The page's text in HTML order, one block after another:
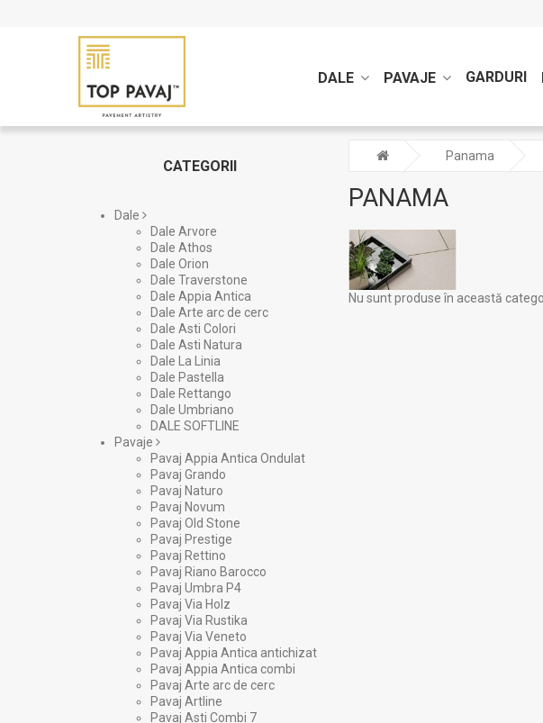
DALE PAVAJE GARDURI
CATEGORII
Dale
Dale Arvore
Dale Athos
Dale Orion
Dale Traverstone
Dale Appia Antica
Dale Arte arc de cerc
Dale Asti Colori
Dale Asti Natura
Dale La Linia
Dale Pastella
Dale Rettango
Dale Umbriano
DALE SOFTLINE
Pavaje
Pavaj Appia Antica Ondulat
Pavaj Grando
Pavaj Naturo
Pavaj Novum
Pavaj Old Stone
Pavaj Prestige
Pavaj Rettino
Pavaj Riano Barocco
Pavaj Umbra P4
Pavaj Via Holz
Pavaj Via Rustika
Pavaj Via Veneto
Pavaj Appia Antica antichizat
Pavaj Appia Antica combi
Pavaj Arte arc de cerc
Pavaj Artline
Pavaj Asti Combi 7
Panama
PANAMA
Nu sunt produse în această